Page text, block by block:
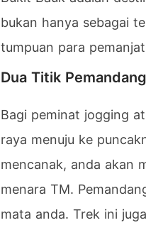
bukan hanya sebagai
tumpuan para
Dua Titik
Bagi peminat jogging
raya menuju ke
mencanak, anda akan
menara TM.
mata anda. Trek ini